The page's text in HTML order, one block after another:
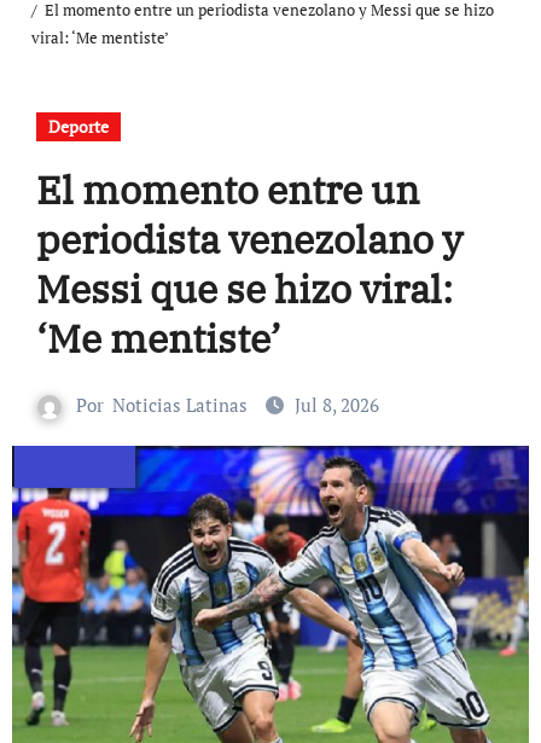
El momento entre un periodista venezolano y Messi que se hizo
viral: ‘Me mentiste’
Deporte
El momento entre un
periodista venezolano y
Messi que se hizo viral:
‘Me mentiste’
Por Noticias Latinas Jul 8, 2026